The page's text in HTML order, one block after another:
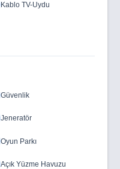
Kablo TV-Uydu
Güvenlik
Jeneratör
Oyun Parkı
Açık Yüzme Havuzu